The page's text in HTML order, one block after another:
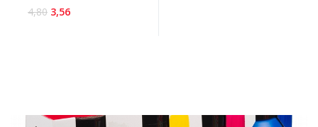
4,80 3,56